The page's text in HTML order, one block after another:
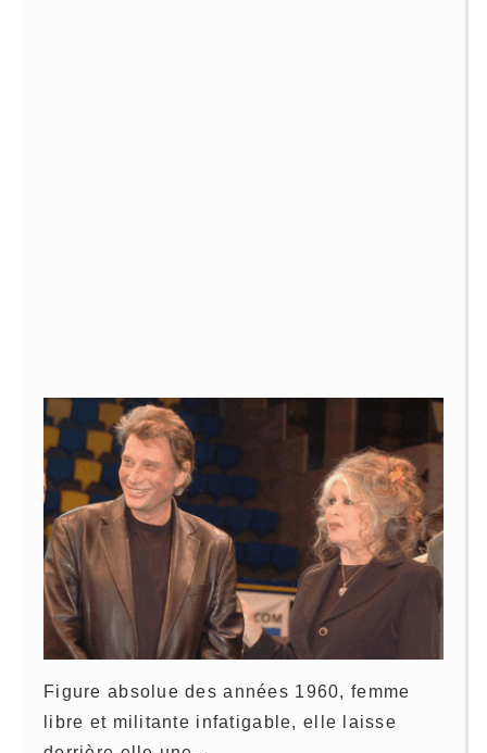
Figure absolue des années 1960, femme
libre et militante infatigable, elle laisse